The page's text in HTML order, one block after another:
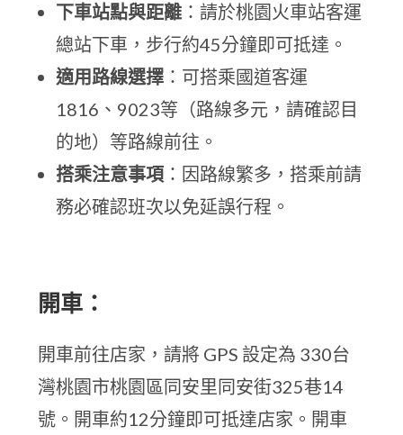
下車站點與距離 ：請於桃園火車站客運
總站下車，步行約45分鐘即可抵達。
適用路線選擇 ：可搭乘國道客運
1816、9023等（路線多元，請確認目
的地）等路線前往。
搭乘注意事項 ：因路線繁多，搭乘前請
務必確認班次以免延誤行程。
開車：
開車前往店家，請將 GPS 設定為 330台
灣桃園市桃園區同安里同安街325巷14
號。開車約12分鐘即可抵達店家。開車